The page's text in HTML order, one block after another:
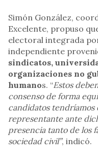
Simón González,
Excelente, propuso
electoral integrada
independiente
sindicatos,
organizaciones no
humanos. “Estos
consenso de forma
candidatos
representante ante
presencia tanto de los
sociedad civil”, indicó.